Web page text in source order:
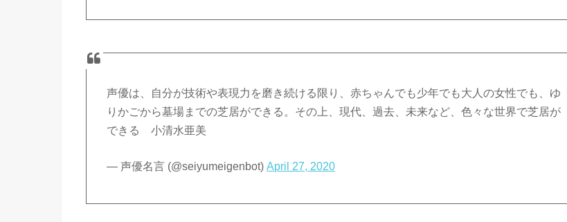
声優は、自分が技術や表現力を磨き続ける限り、赤ちゃんでも少年でも大人の女性でも、ゆ
りかごから墓場までの芝居ができる。その上、現代、過去、未来など、色々な世界で芝居が
できる 小清水亜美
— 声優名言 (@seiyumeigenbot)April 27, 2020